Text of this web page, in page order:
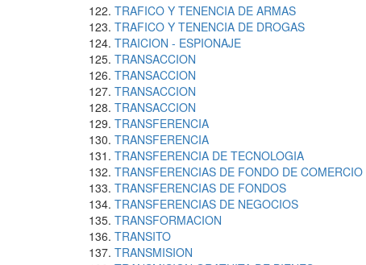
TRAFICO Y TENENCIA DE ARMAS
TRAFICO Y TENENCIA DE DROGAS
TRAICION - ESPIONAJE
TRANSACCION
TRANSACCION
TRANSACCION
TRANSACCION
TRANSFERENCIA
TRANSFERENCIA
TRANSFERENCIA DE TECNOLOGIA
TRANSFERENCIAS DE FONDO DE COMERCIO
TRANSFERENCIAS DE FONDOS
TRANSFERENCIAS DE NEGOCIOS
TRANSFORMACION
TRANSITO
TRANSMISION